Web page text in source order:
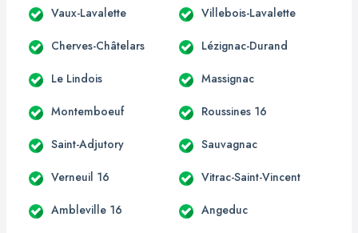
Vaux-Lavalette Villebois-Lavalette
Cherves-Châtelars Lézignac-Durand
Le Lindois Massignac
Montemboeuf Roussines 16
Saint-Adjutory Sauvagnac
Verneuil 16 Vitrac-Saint-Vincent
Ambleville 16 Angeduc